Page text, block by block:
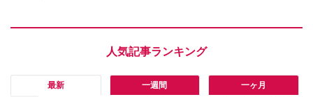
最新 一週間 一ヶ月